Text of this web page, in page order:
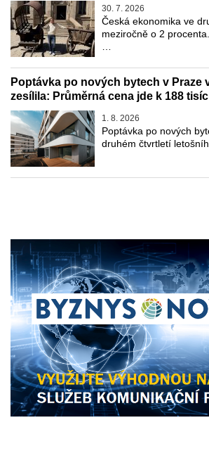
30. 7. 2026
Česká ekonomika ve
meziročně o 2
Poptávka po nových bytech v Praze
zesílila: Průměrná cena jde k 188 tisíc
1. 8. 2026
Poptávka po nových
druhém čtvrtletí